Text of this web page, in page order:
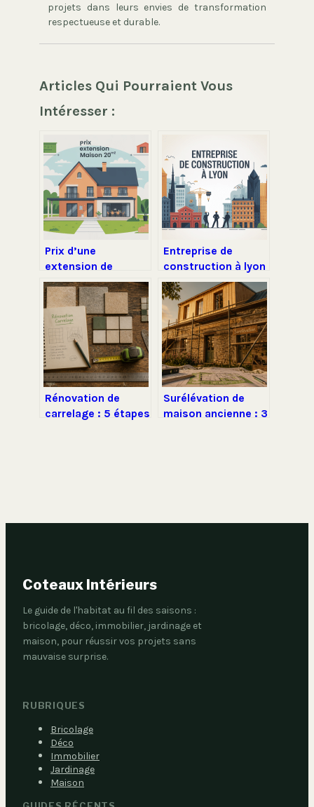
projets dans leurs envies de transformation
respectueuse et durable.
Articles Qui Pourraient Vous
Intéresser :
Prix d’une
extension de
maison de 20 m² :
budget, exemples
et astuces
Entreprise de
construction à lyon
: comment choisir
le bon partenaire
travaux
Rénovation de
carrelage : 5 étapes
Surélévation de
maison ancienne : 3
Coteaux Intérieurs
Le guide de l'habitat au fil des saisons :
bricolage, déco, immobilier, jardinage et
maison, pour réussir vos projets sans
mauvaise surprise.
RUBRIQUES
Bricolage
Déco
Immobilier
Jardinage
Maison